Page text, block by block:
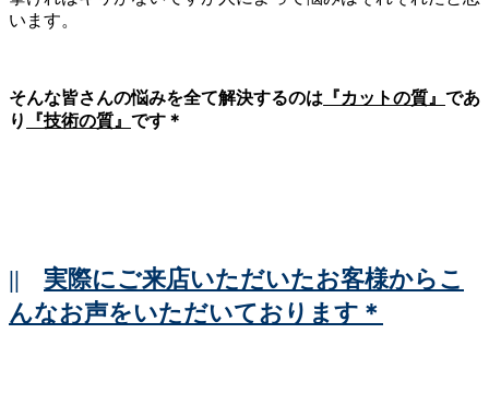
います。
そんな皆さんの悩みを全て解決するのは 『カットの質』 であ
り
『技術の質』 です＊
|| 実際にご来店いただいたお客様からこ
んなお声をいただいております＊